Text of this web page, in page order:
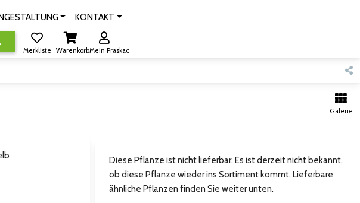
KONTAKT
Merkliste WarenkorbMein Praskac
Galerie
Diese Pflanze ist nicht lieferbar. Es ist derzeit nicht bekannt,
ob diese Pflanze wieder ins Sortiment kommt. Lieferbare
ähnliche Pflanzen finden Sie weiter unten.